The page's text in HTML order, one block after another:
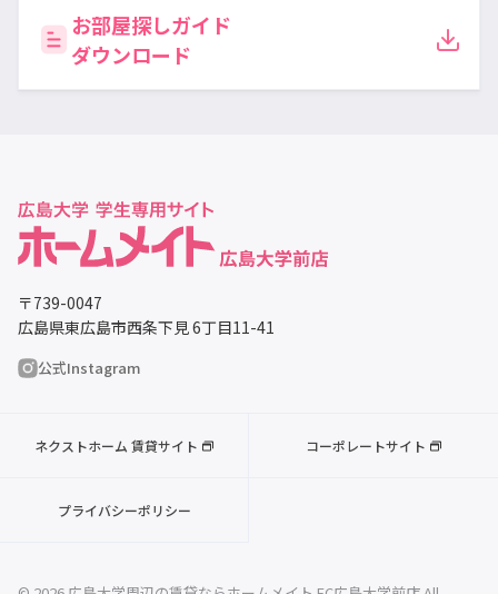
お部屋探しガイド
ダウンロード
〒739-0047
広島県東広島市西条下見 6丁目11-41
公式Instagram
ネクストホーム 賃貸サイト コーポレートサイト
プライバシーポリシー